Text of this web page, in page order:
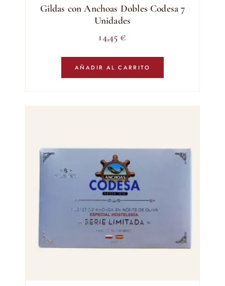
Gildas con Anchoas Dobles Codesa 7
Unidades
14,45 €
AÑADIR AL CARRITO